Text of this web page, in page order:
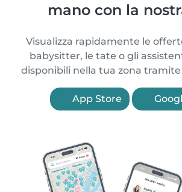
mano con la
Visualizza rapidamente le
babysitter, le tate o gli
disponibili nella tua zona
App Store